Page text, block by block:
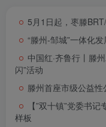
5月1日起，枣滕
“滕州-邹城”一体化
中国红·齐鲁行丨滕
闪”活动
滕州首座市级公益性
【”双十镇”党委书
样板